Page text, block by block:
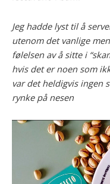
Jeg hadde lyst til å
utenom det vanlige
følelsen av å sitte i
hvis det er noen som
var det heldigvis ingen
rynke på nesen